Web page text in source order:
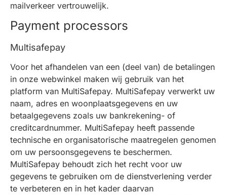
mailverkeer vertrouwelijk.
Payment processors
Multisafepay
Voor het afhandelen van een (deel van) de betalingen
in onze webwinkel maken wij gebruik van het
platform van MultiSafepay. MultiSafepay verwerkt uw
naam, adres en woonplaatsgegevens en uw
betaalgegevens zoals uw bankrekening- of
creditcardnummer. MultiSafepay heeft passende
technische en organisatorische maatregelen genomen
om uw persoonsgegevens te beschermen.
MultiSafepay behoudt zich het recht voor uw
gegevens te gebruiken om de dienstverlening verder
te verbeteren en in het kader daarvan